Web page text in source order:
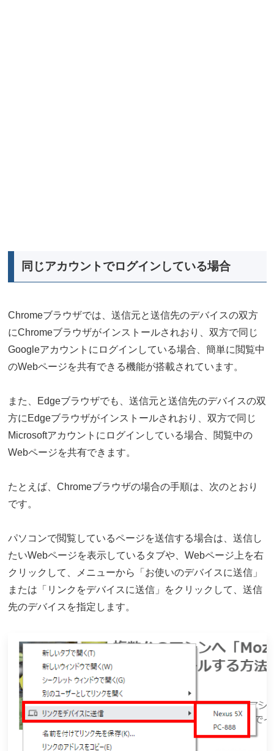
同じアカウントでログインしている場合
Chromeブラウザでは、送信元と送信先のデバイスの双方
にChromeブラウザがインストールされおり、双方で同じ
Googleアカウントにログインしている場合、簡単に閲覧中
のWebページを共有できる機能が搭載されています。
また、Edgeブラウザでも、送信元と送信先のデバイスの双
方にEdgeブラウザがインストールされおり、双方で同じ
Microsoftアカウントにログインしている場合、閲覧中の
Webページを共有できます。
たとえば、Chromeブラウザの場合の手順は、次のとおり
です。
パソコンで閲覧しているページを送信する場合は、送信し
たいWebページを表示しているタブや、Webページ上を右
クリックして、メニューから「お使いのデバイスに送信」
または「リンクをデバイスに送信」をクリックして、送信
先のデバイスを指定します。